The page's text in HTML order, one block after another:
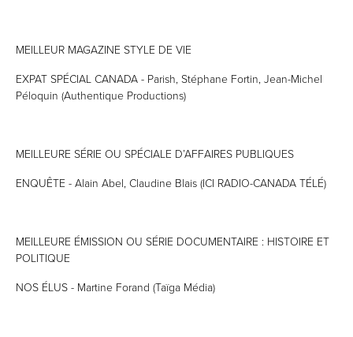
MEILLEUR MAGAZINE STYLE DE VIE
EXPAT SPÉCIAL CANADA - Parish, Stéphane Fortin, Jean-Michel
Péloquin (Authentique Productions)
MEILLEURE SÉRIE OU SPÉCIALE D’AFFAIRES PUBLIQUES
ENQUÊTE - Alain Abel, Claudine Blais (ICI RADIO-CANADA TÉLÉ)
MEILLEURE ÉMISSION OU SÉRIE DOCUMENTAIRE : HISTOIRE ET
POLITIQUE
NOS ÉLUS - Martine Forand (Taïga Média)